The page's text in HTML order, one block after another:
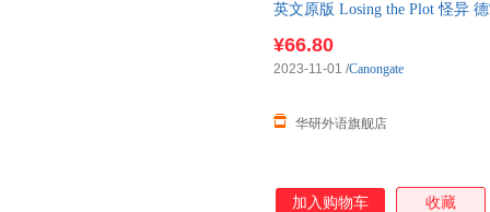
英文原版 Losing the Plot 怪异
¥66.80
华研外语旗舰店
2023-11-01 /Canongate
加入购物车 收藏